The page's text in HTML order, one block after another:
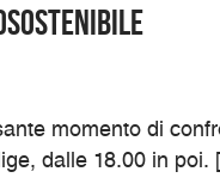
momento di
dalle 18.00 in poi.